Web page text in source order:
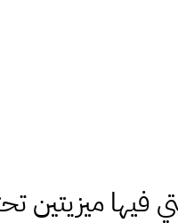
فيها ميزيتين